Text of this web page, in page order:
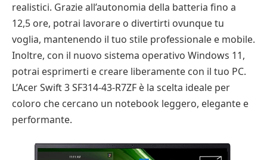
realistici. Grazie all’autonomia della batteria fino a
12,5 ore, potrai lavorare o divertirti ovunque tu
voglia, mantenendo il tuo stile professionale e mobile.
Inoltre, con il nuovo sistema operativo Windows 11,
potrai esprimerti e creare liberamente con il tuo PC.
L’Acer Swift 3 SF314-43-R7ZF è la scelta ideale per
coloro che cercano un notebook leggero, elegante e
performante.